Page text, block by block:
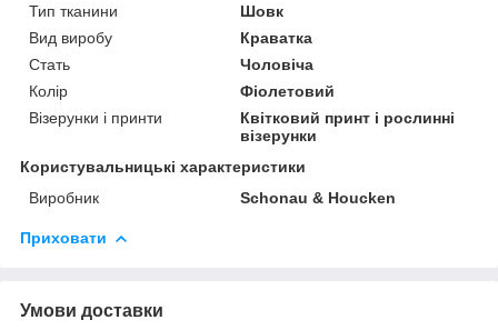
Тип тканини
Шовк
Вид виробу
Краватка
Стать
Чоловіча
Колір
Фіолетовий
Візерунки і принти
Квітковий принт і рослинні
візерунки
Користувальницькі характеристики
Виробник
Schonau & Houcken
Приховати
Умови доставки